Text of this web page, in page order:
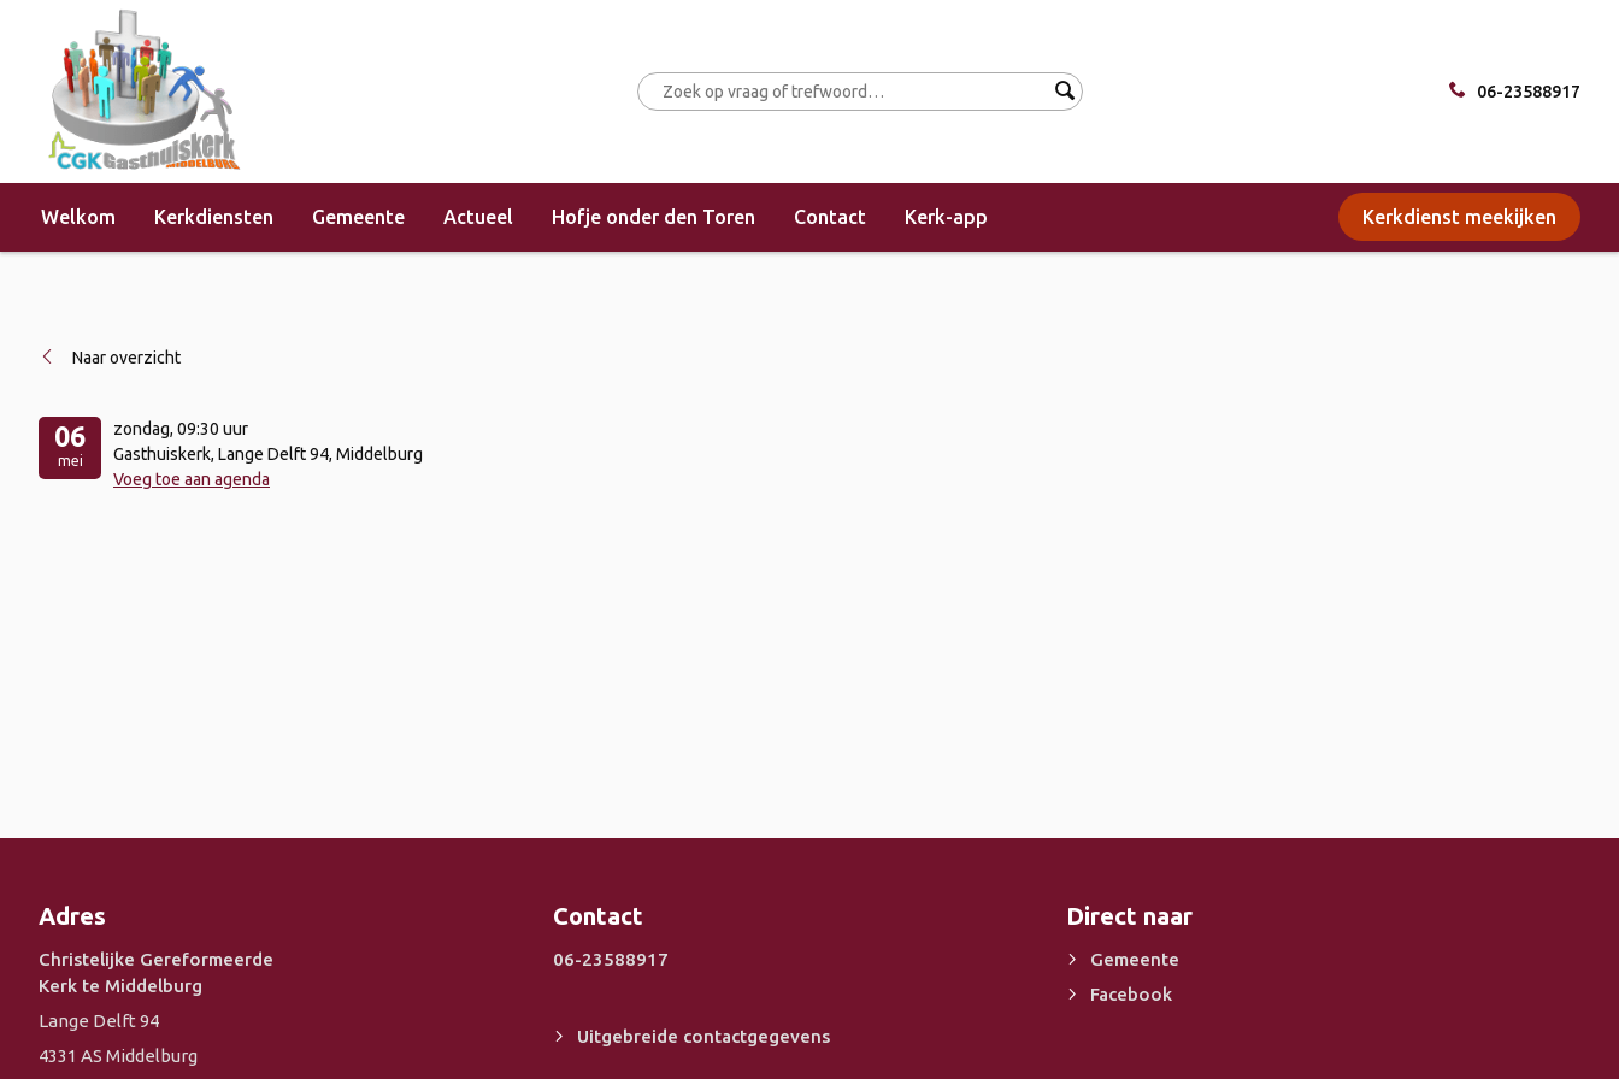
06-23588917
Welkom Kerkdiensten Gemeente Actueel Hofje onder den Toren Contact Kerk-app Kerkdienst meekijken
Home »Evenementen »Kerkdienst (morgendienst)
Naar overzicht
06
mei
zondag, 09:30 uur
Gasthuiskerk, Lange Delft 94, Middelburg
Voeg toe aan agenda
Adres
Christelijke Gereformeerde
Kerk te Middelburg
Lange Delft 94
4331 AS Middelburg
Contact
06-23588917
Uitgebreide contactgegevens
Direct naar
Gemeente
Facebook